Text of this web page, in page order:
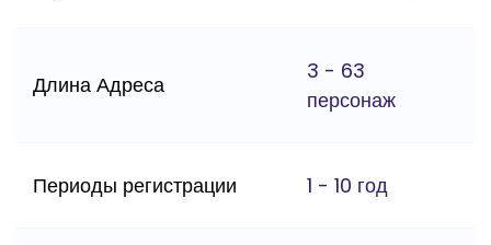
Длина Адреса
3 - 63
персонаж
Периоды регистрации 1 - 10 год